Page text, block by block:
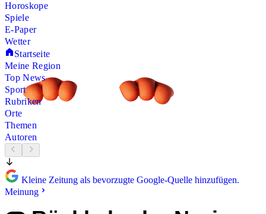
Horoskope
Spiele
E-Paper
Wetter
Startseite
Meine Region
Top News
Sport
Rubriken
Orte
Themen
Autoren
Kleine Zeitung als bevorzugte Google-Quelle hinzufügen.
Meinung